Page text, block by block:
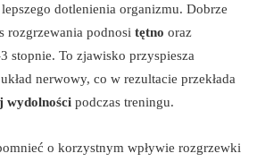
dotlenienia organizmu. Dobrze
rozgrzewania podnosi tętno oraz
stopnie. To zjawisko przyspiesza
nerwowy, co w rezultacie przekłada
wydolności podczas treningu.
o korzystnym wpływie rozgrzewki